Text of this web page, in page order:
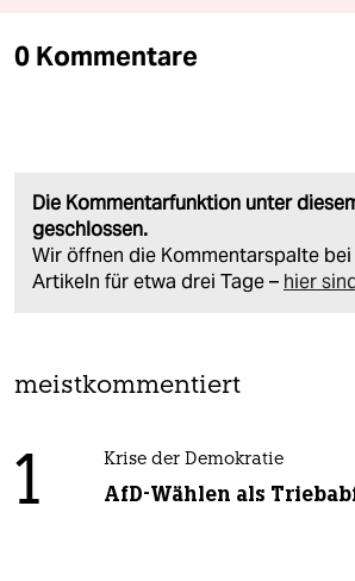
0 Kommentare
Die Kommentarfunktion unter
geschlossen.
Wir öffnen die Kommentarspalte
Artikeln für etwa drei Tage – hier
meistkommentiert
1 Krise der Demokratie
AfD-Wählen als